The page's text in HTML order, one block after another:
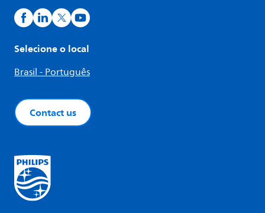
Selecione o local
Brasil - Português
Contact us